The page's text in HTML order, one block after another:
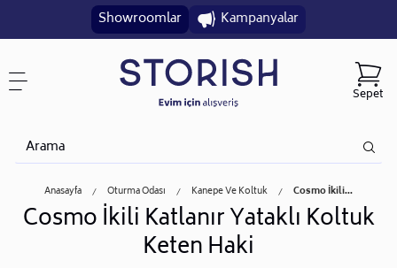
Showroomlar Kampanyalar
Sepet
Anasayfa Oturma Odası Kanepe Ve Koltuk Cosmo İkili...
Cosmo İkili Katlanır Yataklı Koltuk
Keten Haki